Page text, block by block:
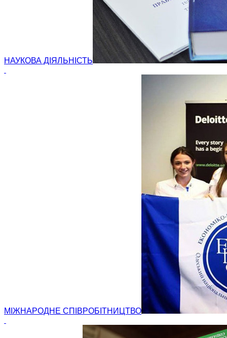
НАУКОВА ДІЯЛЬНІСТЬ
МІЖНАРОДНЕ СПІВРОБІТНИЦТВО